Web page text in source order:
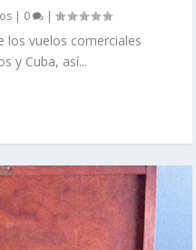
| 0 |
los vuelos comerciales
y Cuba, así...